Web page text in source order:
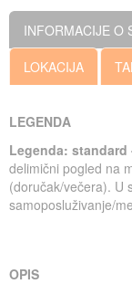
INFORMACIJE O
LOKACIJA
LEGENDA
Legenda: standard
delimični pogled na
(doručak/večera). U
samoposluživanje/
OPIS